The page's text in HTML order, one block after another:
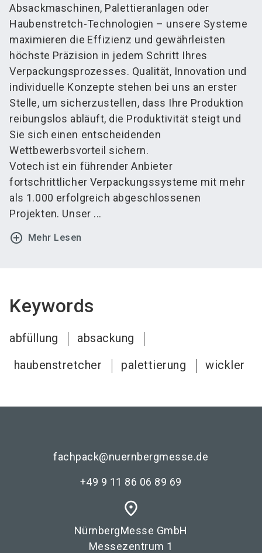
Absackmaschinen, Palettieranlagen oder
Haubenstretch-Technologien – unsere Systeme
maximieren die Effizienz und gewährleisten
höchste Präzision in jedem Schritt Ihres
Verpackungsprozesses. Qualität, Innovation und
individuelle Konzepte stehen bei uns an erster
Stelle, um sicherzustellen, dass Ihre Produktion
reibungslos abläuft, die Produktivität steigt und
Sie sich einen entscheidenden
Wettbewerbsvorteil sichern.
Votech ist ein führender Anbieter
fortschrittlicher Verpackungssysteme mit mehr
als 1.000 erfolgreich abgeschlossenen
Projekten. Unser ...
add_circle_outline Mehr Lesen
Keywords
abfüllung
absackung
haubenstretcher
palettierung wickler
fachpack@nuernbergmesse.de
+49 9 11 86 06 89 69
place
NürnbergMesse GmbH
Messezentrum 1